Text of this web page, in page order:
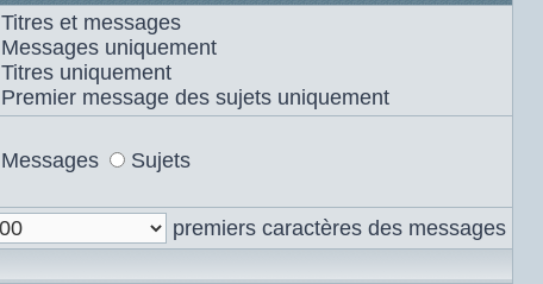
Titres et messages
Messages uniquement
Titres uniquement
Premier message des sujets uniquement
Messages Sujets
premiers caractères des messages